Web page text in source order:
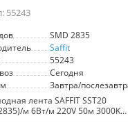
55243
SMD 2835
Saffit
55243
Сегодня
Завтра/
лента SAFFIT SST20
м 6Вт/м 220V 50м 3000K